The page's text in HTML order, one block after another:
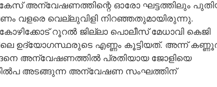
അന്വേഷണത്തിന്റെ ഓരോ ഘട്ടത്തിലും
വളരെ വെല്ലുവിളി നിറഞ്ഞതുമായിരുന്നു.
റൂറല്‍ ജില്ലാ പൊലീസ് മേധാവി കെജി
ഉദ്യോഗസ്ഥരുടെ എണ്ണം കൂട്ടിയത്. അന്ന്
അന്വേഷണത്തില്‍ പ്രതിയായ ജോളിയെ
ശില്‍പ അടങ്ങുന്ന അന്വേഷണ സംഘത്തിന്